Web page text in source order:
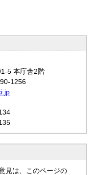
5 本庁舎2階
1256
見は、このページの